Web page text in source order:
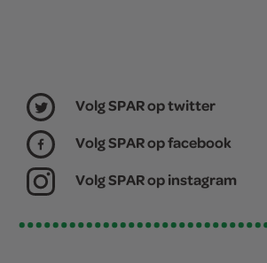
Volg SPAR op twitter
Volg SPAR op facebook
Volg SPAR op instagram